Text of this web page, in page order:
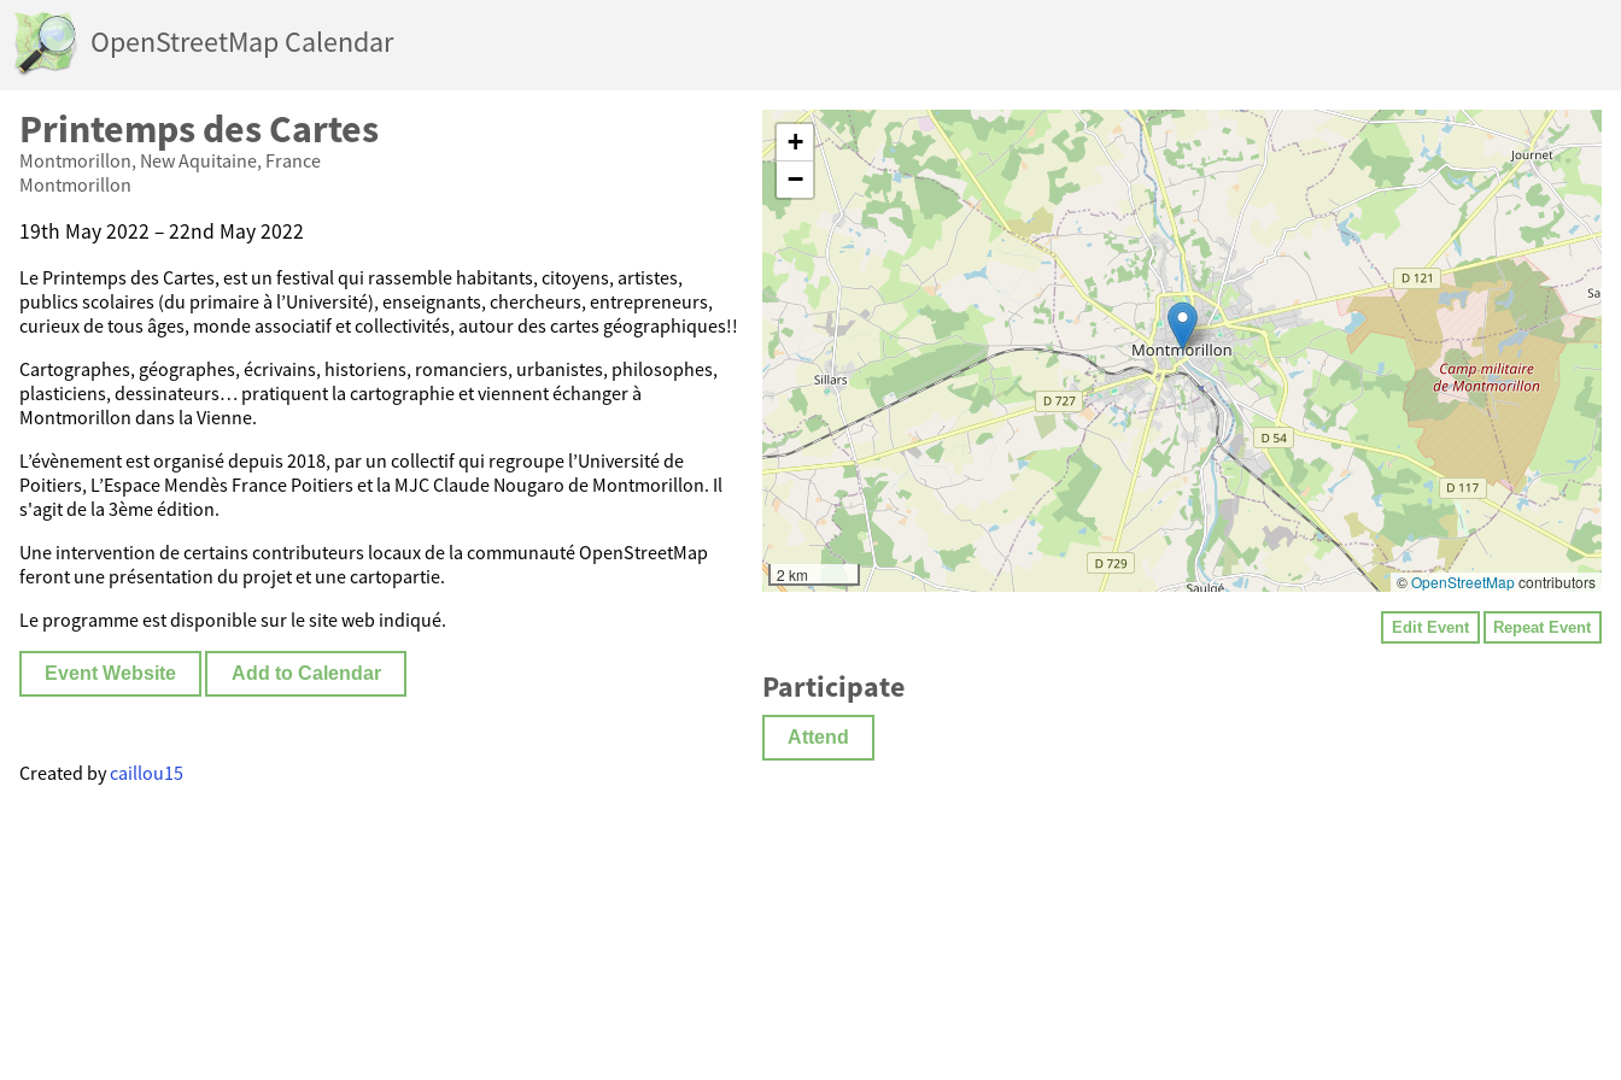
OpenStreetMap Calendar
Printemps des Cartes
Montmorillon, New Aquitaine, France
Montmorillon
19th May 2022 – 22nd May 2022
Le Printemps des Cartes, est un festival qui rassemble habitants, citoyens, artistes,
publics scolaires (du primaire à l’Université), enseignants, chercheurs, entrepreneurs,
curieux de tous âges, monde associatif et collectivités, autour des cartes géographiques!!
Cartographes, géographes, écrivains, historiens, romanciers, urbanistes, philosophes,
plasticiens, dessinateurs… pratiquent la cartographie et viennent échanger à
Montmorillon dans la Vienne.
L’évènement est organisé depuis 2018, par un collectif qui regroupe l’Université de
Poitiers, L’Espace Mendès France Poitiers et la MJC Claude Nougaro de Montmorillon. Il
s'agit de la 3ème édition.
Une intervention de certains contributeurs locaux de la communauté OpenStreetMap
feront une présentation du projet et une cartopartie.
Le programme est disponible sur le site web indiqué.
Event Website Add to Calendar
+
−
2 km ©OpenStreetMapcontributors
Edit Event Repeat Event
Participate
Attend
Created bycaillou15